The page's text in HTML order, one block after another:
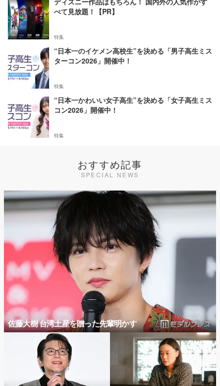
べて見放題！【PR】
特集
“日本一のイケメン高校生”を決める「男子高生ミス
ターコン2026」開催中！
特集
“日本一かわいい女子高生”を決める「女子高生ミス
コン2026」開催中！
特集
おすすめ記事
SPECIAL NEWS
佐藤大樹 台湾土産を贈った先輩明かす